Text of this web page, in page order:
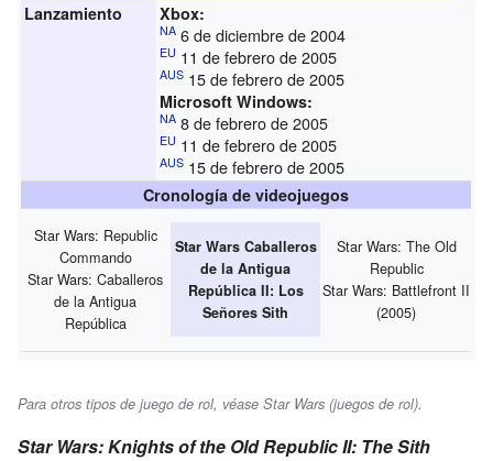
Lanzamiento
Xbox:
NA 6 de diciembre de 2004
EU 11 de febrero de 2005
AUS 15 de febrero de 2005
Microsoft Windows:
NA 8 de febrero de 2005
EU 11 de febrero de 2005
AUS 15 de febrero de 2005
Cronología de videojuegos
Star Wars: Republic
Commando
Star Wars: Caballeros
de la Antigua
República
Star Wars Caballeros
de la Antigua
República II: Los
Señores Sith
Star Wars: The Old
Republic
Star Wars: Battlefront II
(2005)
Para otros tipos de juego de rol, véase Star Wars (juegos de rol).
Star Wars: Knights of the Old Republic II: The Sith